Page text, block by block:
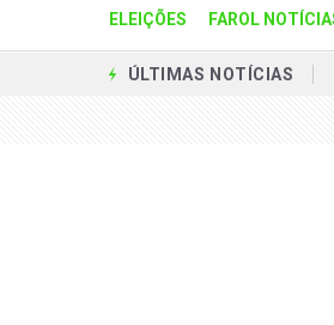
ELEIÇÕES
FAROL
ÚLTIMAS NOTÍCIAS